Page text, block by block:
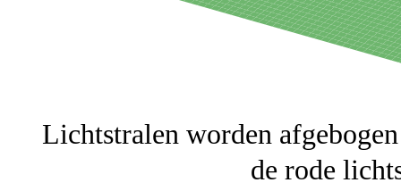
Lichtstralen worden
de rode